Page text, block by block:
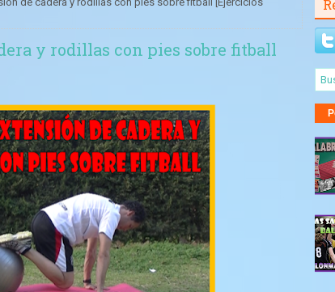
y rodillas con pies sobre fitball